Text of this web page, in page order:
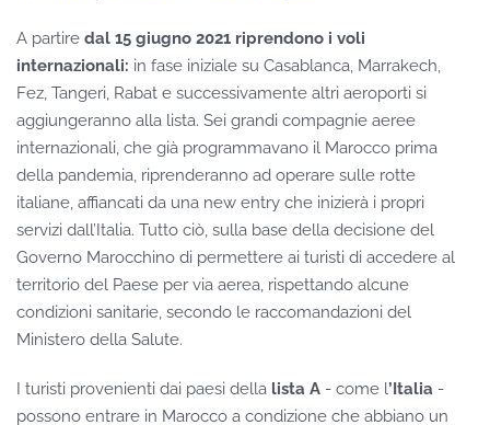
A partire dal 15 giugno 2021 riprendono i voli
internazionali: in fase iniziale su Casablanca, Marrakech,
Fez, Tangeri, Rabat e successivamente altri aeroporti si
aggiungeranno alla lista. Sei grandi compagnie aeree
internazionali, che già programmavano il Marocco prima
della pandemia, riprenderanno ad operare sulle rotte
italiane, affiancati da una new entry che inizierà i propri
servizi dall’Italia. Tutto ciò, sulla base della decisione del
Governo Marocchino di permettere ai turisti di accedere al
territorio del Paese per via aerea, rispettando alcune
condizioni sanitarie, secondo le raccomandazioni del
Ministero della Salute.
I turisti provenienti dai paesi della lista A - come l’Italia -
possono entrare in Marocco a condizione che abbiano un